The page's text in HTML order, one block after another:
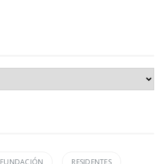
FUNDACIÓN RESIDENTES